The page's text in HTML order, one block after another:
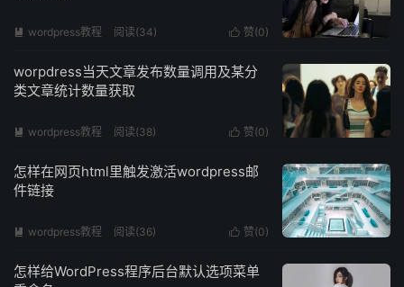
 赞(0)
 wordpress教程 阅读(34)
worpdress当天文章发布数量调用及某分
类文章统计数量获取
 赞(0)
 wordpress教程 阅读(38)
怎样在网页html里触发激活wordpress邮
件链接
 赞(0)
 wordpress教程 阅读(36)
怎样给WordPress程序后台默认选项菜单